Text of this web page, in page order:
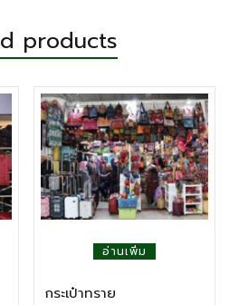
products
อ่านเพิ่ม
กระเป๋าทราย